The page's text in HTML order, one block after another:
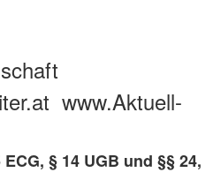
www.Aktuell-
§ 14 UGB und §§ 24,